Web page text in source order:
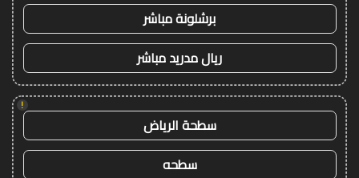
برشلونة مباشر
ريال مدريد مباشر
!
سطحة الرياض
سطحه